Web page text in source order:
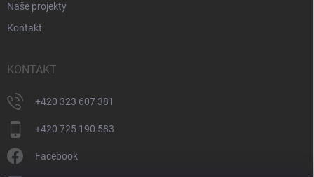
Naše projekty
Kontakt
KONTAKT
+420 323 607 381
+420 725 190 583
Facebook